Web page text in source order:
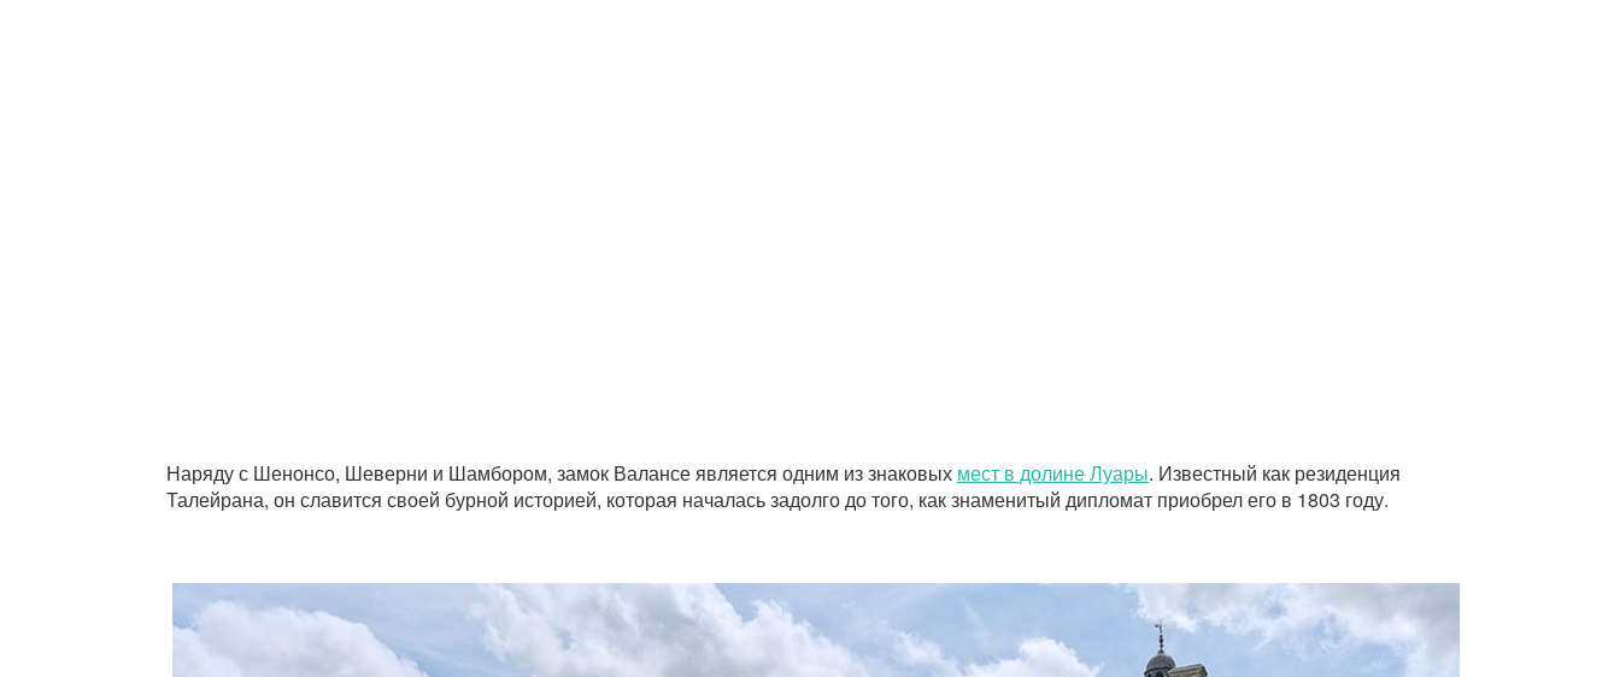
Наряду с Шенонсо, Шеверни и Шамбором, замок Валансе является одним из знаковых мест в долине Луары. Известный как резиденция
Талейрана, он славится своей бурной историей, которая началась задолго до того, как знаменитый дипломат приобрел его в 1803 году.